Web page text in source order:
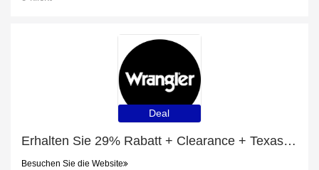
Deal
Erhalten Sie 29% Rabatt + Clearance + Texas Slim Medium Stretch in Lucky Star Rabatte
Besuchen Sie die Website